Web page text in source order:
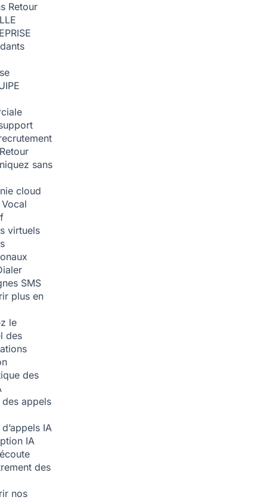
Retour
Retour
sans
cloud
virtuels
SMS
plus en
le
des
des
appels
IA
IA
des
nos